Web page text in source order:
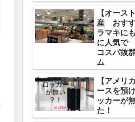
【オース
産 おす
ラマキに
に人気で
コスパ抜
ム
【アメリ
ースを預
ッカーが
た！